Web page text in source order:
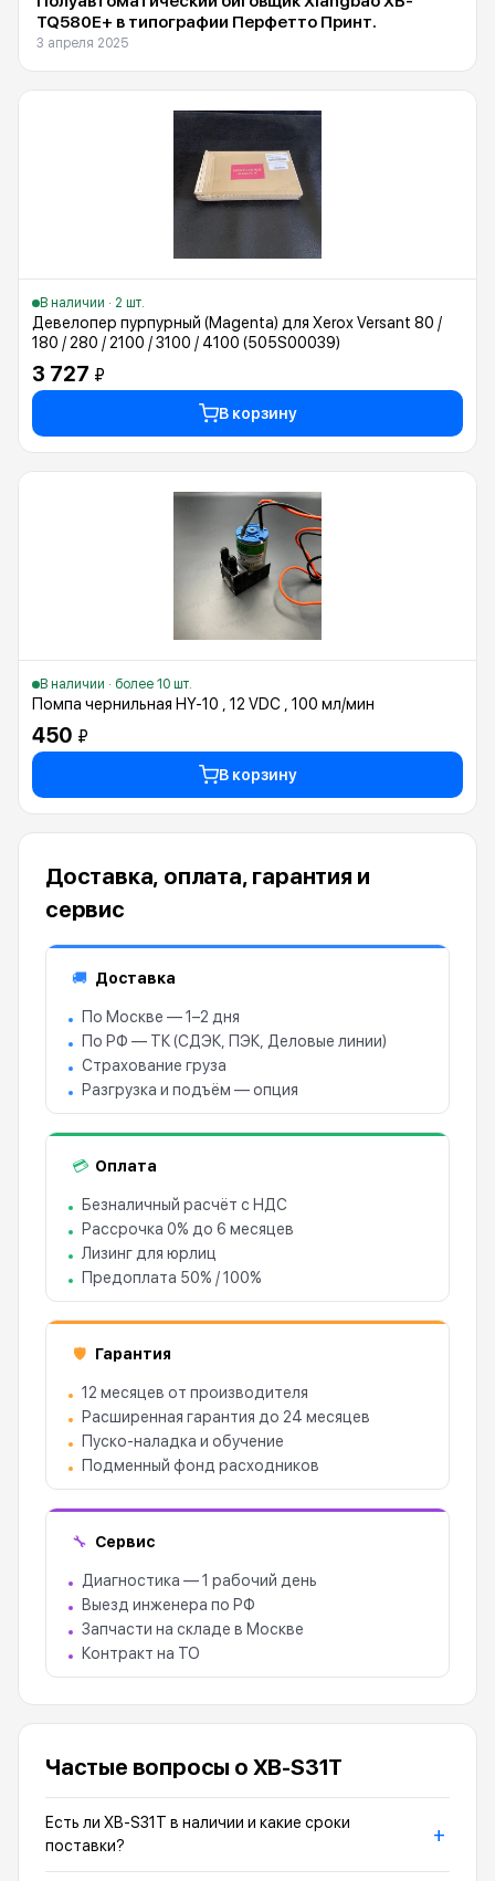
TQ580E+ в типографии Перфетто Принт.
3 апреля 2025
В наличии · 2 шт.
Девелопер пурпурный (Magenta) для Xerox Versant 80 /
180 / 280 / 2100 / 3100 / 4100 (505S00039)
3 727 ₽
В корзину
В наличии · более 10 шт.
Помпа чернильная HY-10 , 12 VDC , 100 мл/мин
450 ₽
В корзину
Доставка, оплата, гарантия и
сервис
🚚 Доставка
По Москве — 1–2 дня
По РФ — ТК (СДЭК, ПЭК, Деловые линии)
Страхование груза
Разгрузка и подъём — опция
💳 Оплата
Безналичный расчёт с НДС
Рассрочка 0% до 6 месяцев
Лизинг для юрлиц
Предоплата 50% / 100%
🛡 Гарантия
12 месяцев от производителя
Расширенная гарантия до 24 месяцев
Пуско-наладка и обучение
Подменный фонд расходников
🔧 Сервис
Диагностика — 1 рабочий день
Выезд инженера по РФ
Запчасти на складе в Москве
Контракт на ТО
Частые вопросы о XB-S31T
Есть ли XB-S31T в наличии и какие сроки
поставки?
+